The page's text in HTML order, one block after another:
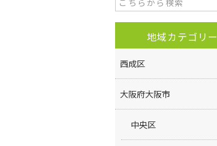
地域カテゴリー
西成区
大阪府大阪市
中央区